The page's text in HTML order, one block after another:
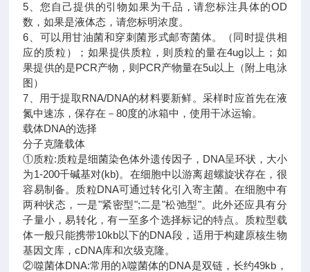
5、您自己提供的引物如果为干品，请您标注具体的OD
数，如果是液体态，请您标明浓度。
6、可以用甘油菌和穿刺菌形式邮寄菌体。（同时提供相
应的质粒）；如果提供质粒，则质粒的量在4ug以上；如
果提供的是PCR产物，则PCR产物量在5u以上（附上电泳
图）
7、用于提取RNA/DNA的材料要新鲜。采样时应首先在液
氮中速冻，保存在－80度的冰箱中，使用干冰运输。
载体DNA的选择
分子克隆载体
①质粒:质粒是细菌染色体外遗传因子，DNA呈环状，大小
为1-200千碱基对(kb)。在细胞中以游离超螺旋状存在，很
容易制备。质粒DNA可通过转化引入寄主菌。在细胞中有
两种状态，一是"紧密型";二是"松弛型"。此外还应具有分
子量小，易转化，有一至多个选择标记的特点。质粒型载
体一般只能携带10kb以下的DNA段，适用于构建原核生物
基因文库，cDNA库和次级克隆。
②噬菌体DNA:常用的λ噬菌体的DNA是双链，长约49kb，